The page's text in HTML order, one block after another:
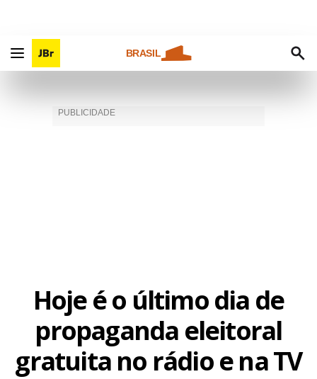
BRASIL
Hoje é o último dia de
propaganda eleitoral
gratuita no rádio e na TV